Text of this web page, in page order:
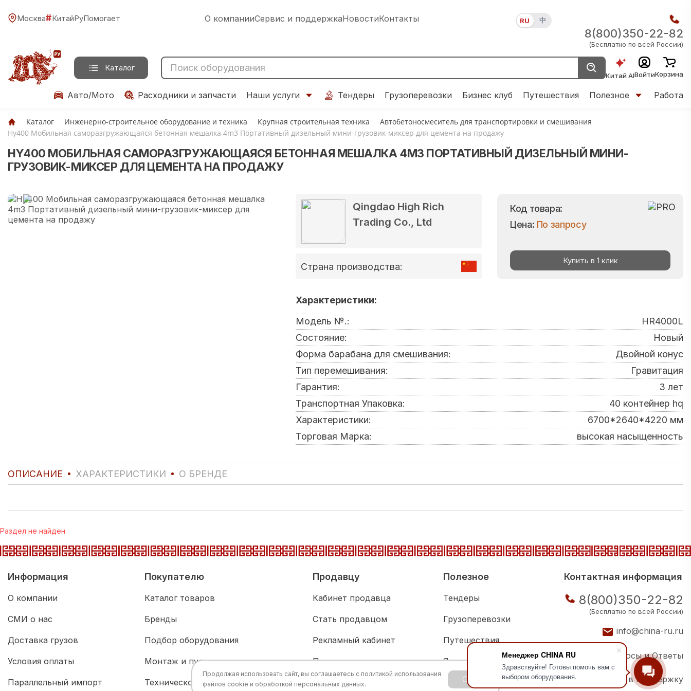
Менеджер CHINA RU
Здравствуйте! Готовы помочь вам с
выбором оборудования.
Москва#КитайРуПомогает О компанииСервис и поддержкаНовостиКонтакты RU 中
8(800)350-22-82
(Бесплатно по всей России)
Каталог
Китай AIВойтиКорзина
Авто/Мото Расходники и запчасти Наши услуги Тендеры Грузоперевозки Бизнес клуб Путешествия Полезное Работа
Каталог Инженерно-строительное оборудование и техника Крупная строительная техника
Автобетоносмеситель для транспортировки и смешивания
Hy400 Мобильная саморазгружающаяся бетонная мешалка 4m3 Портативный дизельный мини-грузовик-миксер для цемента на продажу
HY400 МОБИЛЬНАЯ САМОРАЗГРУЖАЮЩАЯСЯ БЕТОННАЯ МЕШАЛКА 4M3 ПОРТАТИВНЫЙ ДИЗЕЛЬНЫЙ МИНИ-
ГРУЗОВИК-МИКСЕР ДЛЯ ЦЕМЕНТА НА ПРОДАЖУ
Qingdao High Rich
Trading Co., Ltd
Страна производства:
Код товара:
Цена: По запросу
Купить в 1 клик
Характеристики:
Модель №.:
HR4000L
Состояние:
Новый
Форма барабана для смешивания:
Двойной конус
Тип перемешивания:
Гравитация
Гарантия:
3 лет
Транспортная Упаковка:
40 контейнер hq
Характеристики:
6700*2640*4220 мм
Торговая Марка:
высокая насыщенность
ОПИСАНИЕ ХАРАКТЕРИСТИКИ О БРЕНДЕ
Раздел не найден
Информация
О компании
СМИ о нас
Доставка грузов
Условия оплаты
Параллельный импорт
Покупателю
Каталог товаров
Бренды
Подбор оборудования
Монтаж и пусконаладка
Техническое обслуживание
Продавцу
Кабинет продавца
Стать продавцом
Рекламный кабинет
Партнерам
Полезное
Тендеры
Грузоперевозки
Путешествия
Языковая школа
Акции компаний
Контактная информация
8(800)350-22-82
(Бесплатно по всей России)
info@china-ru.ru
Вопросы и Ответы
Написать в поддержку
Продолжая использовать сайт, вы соглашаетесь с политикой использования
файлов cookie и обработкой персональных данных.
OK